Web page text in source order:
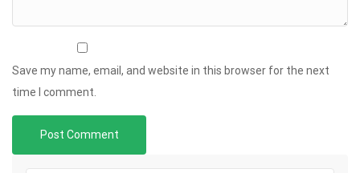
Save my name, email, and website in this browser for the next
time I comment.